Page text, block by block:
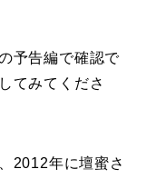
予告編で確認で
てみてくださ
2012年に壇蜜さ